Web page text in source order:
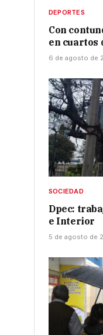
DEPORTES
Con
en cuartos
6 de agosto de
SOCIEDAD
Dpec:
e Interior
5 de agosto de